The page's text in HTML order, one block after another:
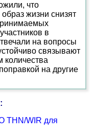
что
жизни снизят
в
на вопросы
связывают
количества
на другие
THN/WIR для